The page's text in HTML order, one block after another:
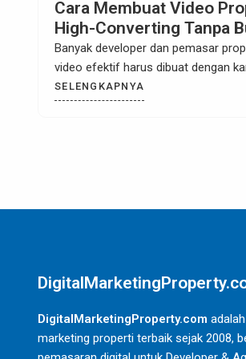
Konsultan Jasa Digital
creative agency Properti
Cisoka Tangerang
Konsultan Jasa Digital marketing &
Properti di Cisoka Tangerang
semakin
DigitalMarketingProperty.com
marketing properti terbaik sejak 2008,